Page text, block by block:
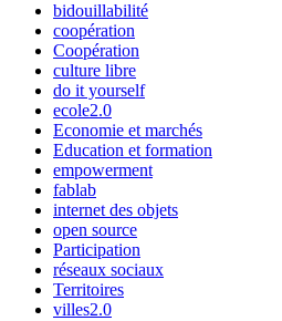
bidouillabilité
coopération
Coopération
culture libre
do it yourself
ecole2.0
Economie et marchés
Education et formation
empowerment
fablab
internet des objets
open source
Participation
réseaux sociaux
Territoires
villes2.0